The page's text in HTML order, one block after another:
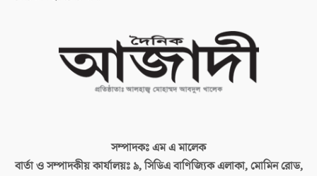
সম্পাদকঃএম এ মালেক
বার্তা ও সম্পাদকীয় কার্যালয়ঃ৯, সিডিএ বাণিজ্যিক এলাকা, মোমিন রোড,